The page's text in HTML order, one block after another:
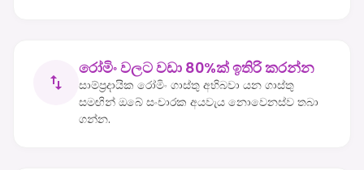
රෝමිං වලට වඩා 80%ක් ඉතිරි කරන්න
සාම්ප්‍රදායික රෝමිං ගාස්තු අභිබවා යන ගාස්තු
සමඟින් ඔබේ සංචාරක අයවැය නොවෙනස්ව තබා
ගන්න.